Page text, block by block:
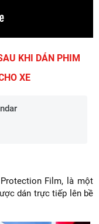
KHI DÁN PHIM
XE
Film, là một
dán trực tiếp lên bề